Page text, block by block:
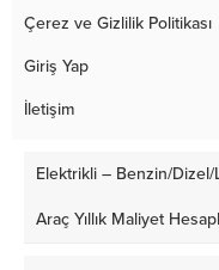
Çerez ve Gizlilik Politikası
Giriş Yap
İletişim
Elektrikli – Benzin/Dizel/
Araç Yıllık Maliyet